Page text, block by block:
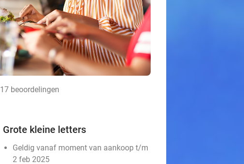
beoordelingen
Grote kleine letters
Geldig vanaf moment van aankoop t/m
2 feb 2025